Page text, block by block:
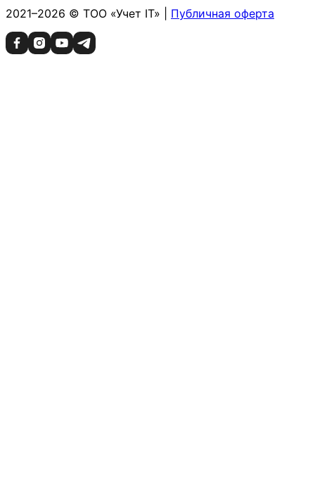
2021–2026 © ТОО «Учет IT» | Публичная оферта